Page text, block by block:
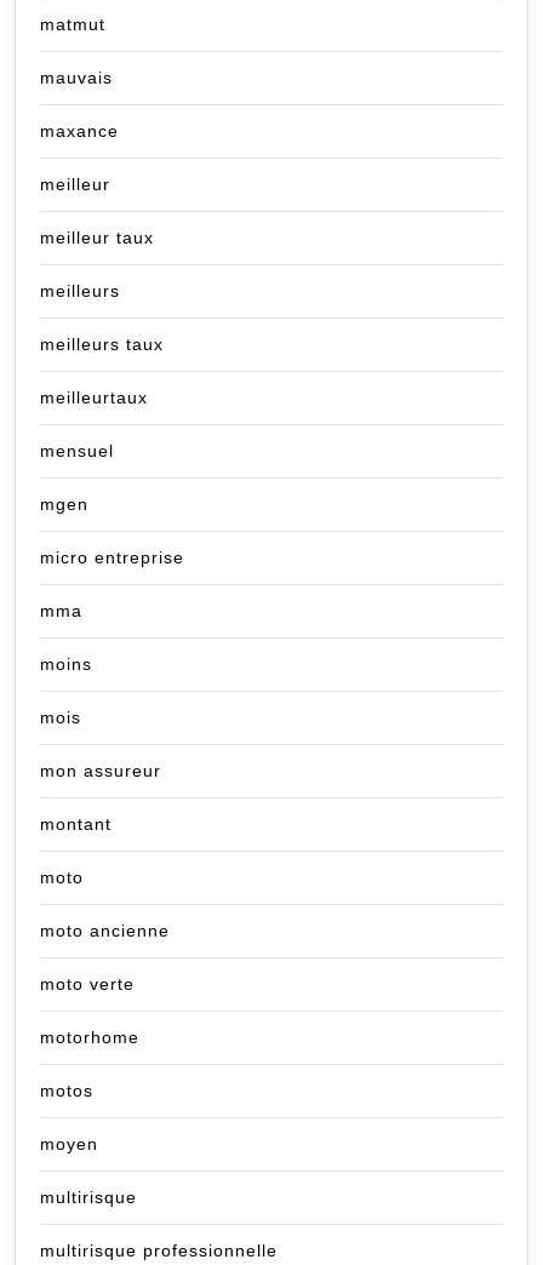
matmut
mauvais
maxance
meilleur
meilleur taux
meilleurs
meilleurs taux
meilleurtaux
mensuel
mgen
micro entreprise
mma
moins
mois
mon assureur
montant
moto
moto ancienne
moto verte
motorhome
motos
moyen
multirisque
multirisque professionnelle